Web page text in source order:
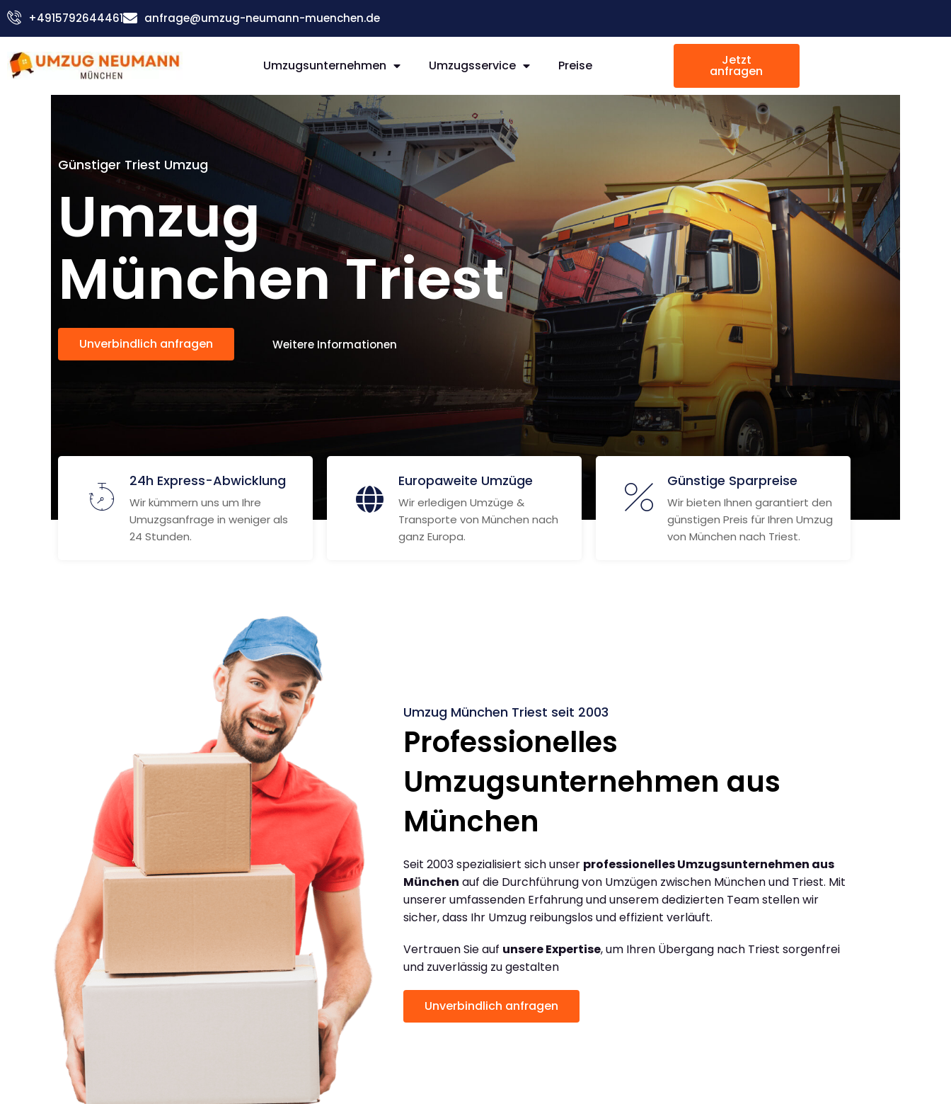
Zum
Inhalt
+4915792644461 anfrage@umzug-neumann-muenchen.de
Umzugsunternehmen Umzugsservice Preise Jetzt
anfragen
Günstiger Triest Umzug
Umzug
München Triest
Unverbindlich anfragen Weitere Informationen
24h Express-Abwicklung
Wir kümmern uns um Ihre
Umuzgsanfrage in weniger als
24 Stunden.
Europaweite Umzüge
Wir erledigen Umzüge &
Transporte von München nach
ganz Europa.
Günstige Sparpreise
Wir bieten Ihnen garantiert den
günstigen Preis für Ihren Umzug
von München nach Triest.
Umzug München Triest seit 2003
Professionelles
Umzugsunternehmen aus
München
Seit 2003 spezialisiert sich unser professionelles Umzugsunternehmen aus
München auf die Durchführung von Umzügen zwischen München und Triest. Mit
unserer umfassenden Erfahrung und unserem dedizierten Team stellen wir
sicher, dass Ihr Umzug reibungslos und effizient verläuft.
Vertrauen Sie auf unsere Expertise, um Ihren Übergang nach Triest sorgenfrei
und zuverlässig zu gestalten
Unverbindlich anfragen